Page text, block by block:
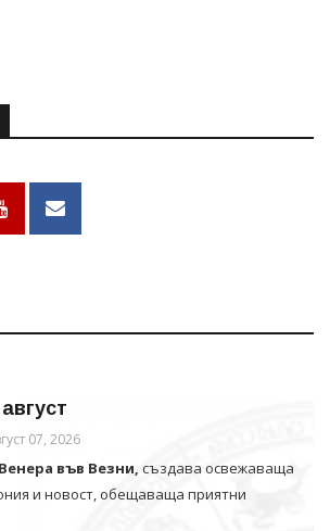
07, 2026
Венера във Везни, създава освежаваща
и новост, обещаваща приятни